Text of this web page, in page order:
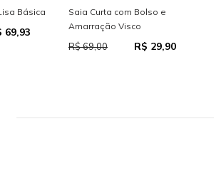
Básica
69,93
Saia Curta com Bolso e
Amarração Visco
R$ 69,00 R$ 29,90